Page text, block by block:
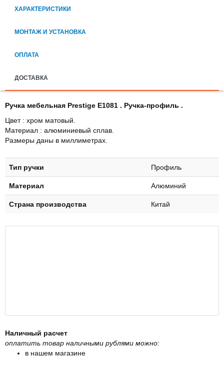
ХАРАКТЕРИСТИКИ
МОНТАЖ И УСТАНОВКА
ОПЛАТА
ДОСТАВКА
Ручка мебельная Prestige Е1081 . Ручка-профиль .
Цвет : хром матовый.
Материал : алюминиевый сплав.
Размеры даны в миллиметрах.
Тип ручки Профиль
Материал Алюминий
Страна производства Китай
Наличный расчет
оплатить товар наличными рублями можно:
в нашем магазине